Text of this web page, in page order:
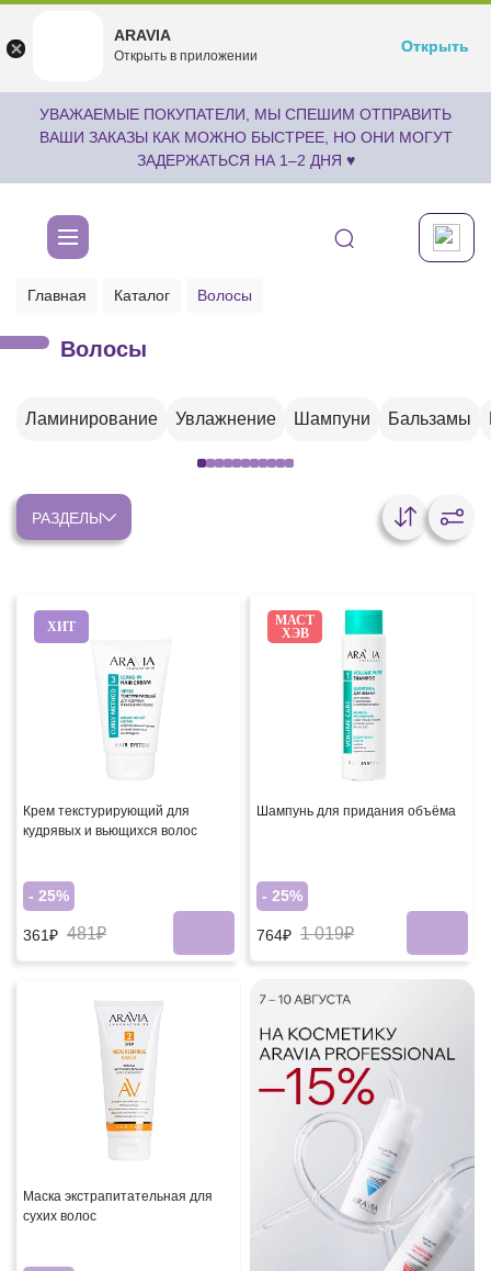
undefined
Бесплатноru.aravia.new
Открыть
УВАЖАЕМЫЕ ПОКУПАТЕЛИ, МЫ СПЕШИМ ОТПРАВИТЬ
ВАШИ ЗАКАЗЫ КАК МОЖНО БЫСТРЕЕ, НО ОНИ МОГУТ
ЗАДЕРЖАТЬСЯ НА 1–2 ДНЯ ♥
Главная Каталог Волосы
Волосы
Ламинирование Увлажнение Шампуни Бальзамы
РАЗДЕЛЫ
ХИТ
Крем текстурирующий для
кудрявых и вьющихся волос
- 25%
361₽ 481₽
МАСТ
ХЭВ
Шампунь для придания объёма
- 25%
764₽ 1 019₽
Маска экстрапитательная для
сухих волос
ARAVIA
Открыть в приложении
Открыть